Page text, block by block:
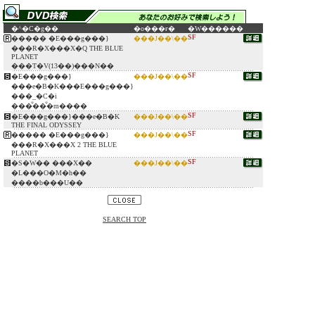
�^�C�g�� �o���ғ�
�W������
����� �E���g���}
���R�X���X�Q THE BLUE
PLANET
���T�V(13��)���N��
���J��\��SF
�E���g���}
���e�B�K���E���g���}
���_�C�i
���̐��̐�m����
���J��\��SF
�E���g���}���e�B�K
THE FINAL ODYSSEY
���J��\��SF
����� �E���g���}
���R�X���X 2 THE BLUE
PLANET
���J��\��SF
�S�W�� ���X��
�L���O�M�h��
����b���U��
���J��\��SF
SEARCH TOP